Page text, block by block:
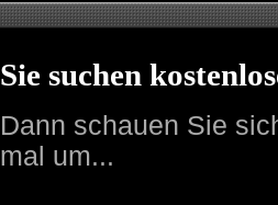
Sie suchen
Dann schauen Sie
mal um...